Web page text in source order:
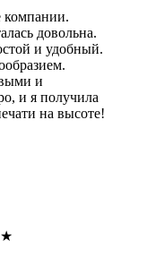
компании.
довольна.
и удобный.
и
и я получила
на высоте!
★